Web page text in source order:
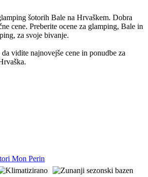
šotorih Bale na Hrvaškem. Dobra
cene. Preberite ocene za glamping, Bale in
za svoje bivanje.
vidite najnovejše cene in ponudbe za
Mon Perin